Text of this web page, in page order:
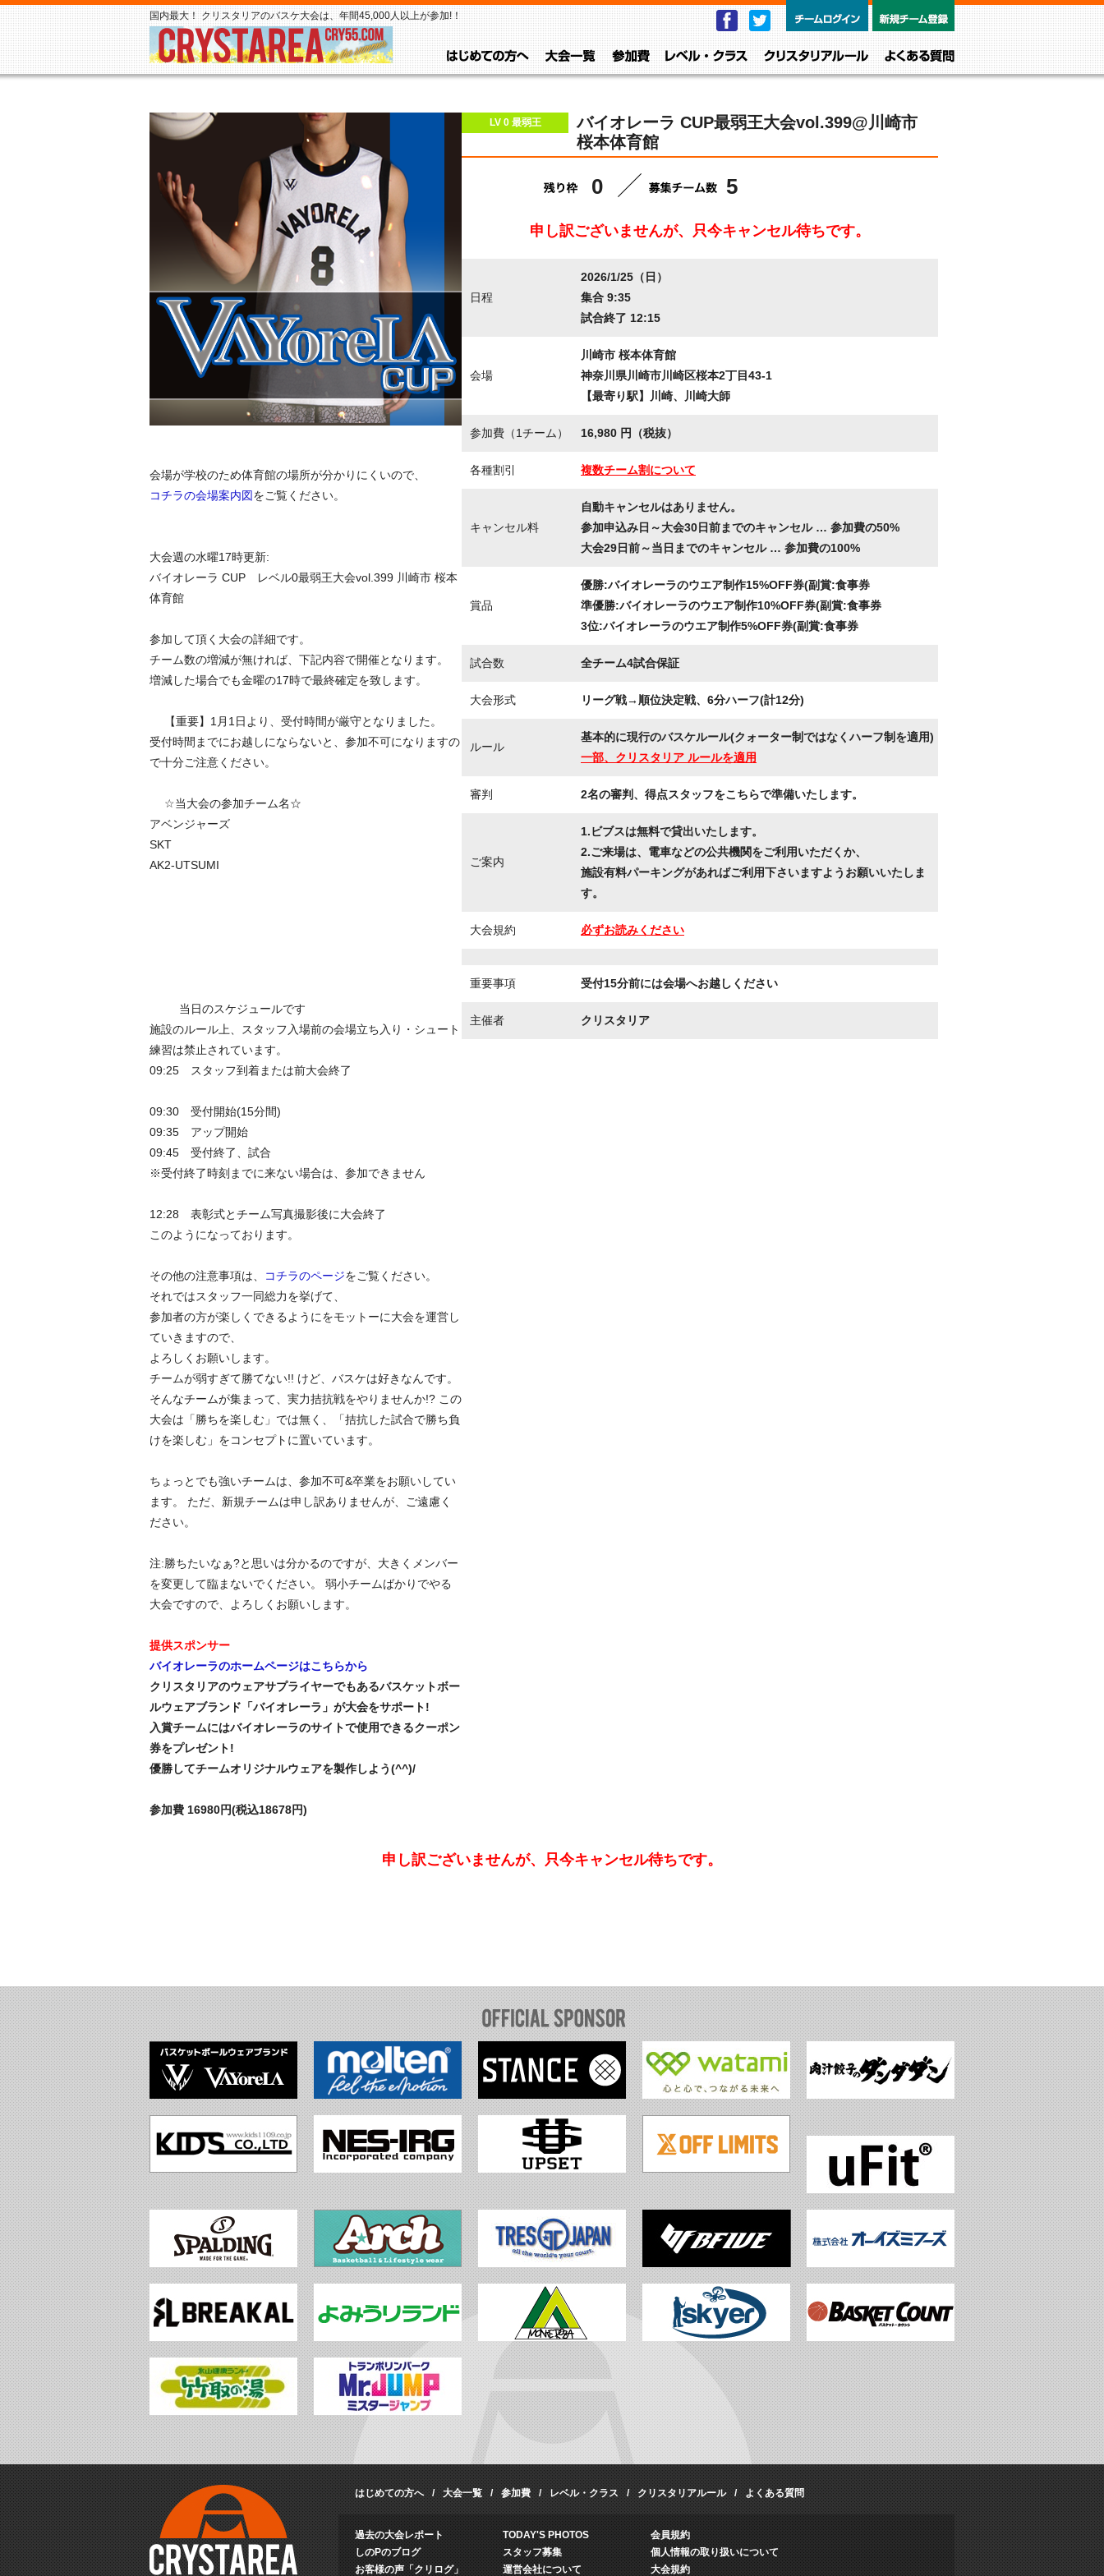
国内最大！ クリスタリアのバスケ大会は、年間45,000人以上が参加!！ FacebookTwitter
はじめての方へ
大会一覧参加費 レベル・クラス
会場が学校のため体育館の場所が分かりにくいので、
コチラの会場案内図をご覧ください。
大会週の水曜17時更新:
バイオレーラ CUP レベル0最弱王大会vol.399 川崎市 桜本
体育館
参加して頂く大会の詳細です。
チーム数の増減が無ければ、下記内容で開催となります。
増減した場合でも金曜の17時で最終確定を致します。
【重要】1月1日より、受付時間が厳守となりました。
受付時間までにお越しにならないと、参加不可になりますの
で十分ご注意ください。
☆当大会の参加チーム名☆
アベンジャーズ
SKT
AK2-UTSUMI
当日のスケジュールです
施設のルール上、スタッフ入場前の会場立ち入り・シュート
練習は禁止されています。
09:25 スタッフ到着または前大会終了
09:30 受付開始(15分間)
09:35 アップ開始
09:45 受付終了、試合
※受付終了時刻までに来ない場合は、参加できません
12:28 表彰式とチーム写真撮影後に大会終了
このようになっております。
その他の注意事項は、 コチラのページをご覧ください。
それではスタッフ一同総力を挙げて、
参加者の方が楽しくできるようにをモットーに大会を運営し
ていきますので、
よろしくお願いします。
チームが弱すぎて勝てない!! けど、バスケは好きなんです。
そんなチームが集まって、実力拮抗戦をやりませんか!? この
大会は「勝ちを楽しむ」では無く、「拮抗した試合で勝ち負
けを楽しむ」をコンセプトに置いています。
ちょっとでも強いチームは、参加不可&卒業をお願いしてい
ます。 ただ、新規チームは申し訳ありませんが、ご遠慮く
ださい。
注:勝ちたいなぁ?と思いは分かるのですが、大きくメンバー
を変更して臨まないでください。 弱小チームばかりでやる
大会ですので、よろしくお願いします。
提供スポンサー
バイオレーラのホームページはこちらから
クリスタリアのウェアサプライヤーでもあるバスケットボー
ルウェアブランド「バイオレーラ」が大会をサポート!
入賞チームにはバイオレーラのサイトで使用できるクーポン
券をプレゼント!
優勝してチームオリジナルウェアを製作しよう(^^)/
参加費 16980円(税込18678円)
LV 0 最弱王
バイオレーラ CUP最弱王大会vol.399@川崎市
桜本体育館
0 5
申し訳ございませんが、只今キャンセル待ちです。
日程
2026/1/25（日）
集合 9:35
試合終了 12:15
会場
川崎市 桜本体育館
神奈川県川崎市川崎区桜本2丁目43-1
【最寄り駅】川崎、川崎大師
参加費（1チーム） 16,980 円（税抜）
各種割引 複数チーム割について
キャンセル料
自動キャンセルはありません。
参加申込み日～大会30日前までのキャンセル … 参加費の50%
大会29日前～当日までのキャンセル … 参加費の100%
賞品
優勝:バイオレーラのウエア制作15%OFF券(副賞:食事券
準優勝:バイオレーラのウエア制作10%OFF券(副賞:食事券
3位:バイオレーラのウエア制作5%OFF券(副賞:食事券
試合数 全チーム4試合保証
大会形式 リーグ戦→順位決定戦、6分ハーフ(計12分)
ルール
基本的に現行のバスケルール(クォーター制ではなくハーフ制を適用)
一部、クリスタリア ルールを適用
審判 2名の審判、得点スタッフをこちらで準備いたします。
ご案内
1.ビブスは無料で貸出いたします。
2.ご来場は、電車などの公共機関をご利用いただくか、
施設有料パーキングがあればご利用下さいますようお願いいたしま
す。
大会規約 必ずお読みください
重要事項 受付15分前には会場へお越しください
主催者 クリスタリア
申し訳ございませんが、只今キャンセル待ちです。
はじめての方へ 大会一覧 参加費 レベル・クラス クリスタリアルール よくある質問
過去の大会レポート
しのPのブログ
お客様の声「クリログ」
TODAY'S PHOTOS
スタッフ募集
運営会社について
会員規約
個人情報の取り扱いについて
大会規約